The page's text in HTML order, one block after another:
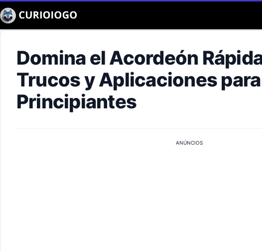
Domina el Acordeón
Trucos y Aplicaciones para
Principiantes
ANÚNCIOS